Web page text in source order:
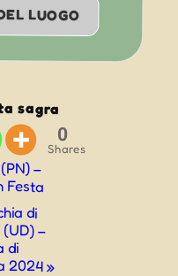
LUOGO
sagra
0
Shares
–
Festa
di
–
di
2024»